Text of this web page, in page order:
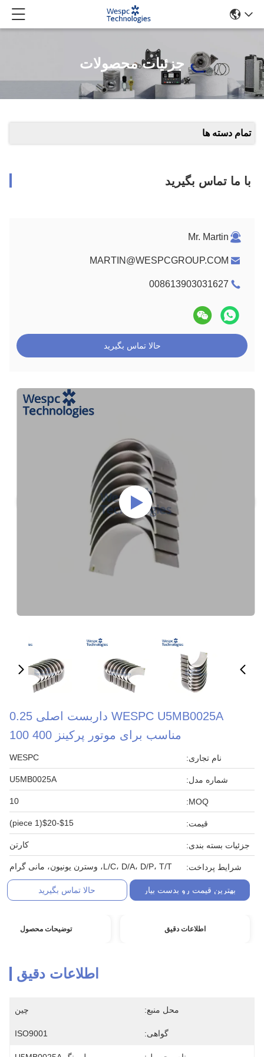
جزئیات محصولات
تمام دسته ها
با ما تماس بگیرید
Mr. Martin
MARTIN@WESPCGROUP.COM
008613903031627
حالا تماس بگیرید
WESPC U5MB0025A داربست اصلی 0.25
مناسب برای موتور پرکینز 400 100
نام تجاری: WESPC
شماره مدل: U5MB0025A
MOQ:
10
قیمت: $15-$20(1 piece)
جزئیات بسته بندی: کارتن
شرایط پرداخت: L/C، D/A، D/P، T/T، وسترن یونیون، مانی گرام
بهترین قیمت رو بدست بیار حالا تماس بگیرید
اطلاعات دقیق توضیحات محصول
اطلاعات دقیق
محل منبع: چین
گواهی: ISO9001